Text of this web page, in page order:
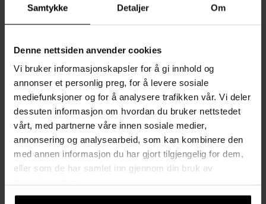
Samtykke Detaljer Om
Denne nettsiden anvender cookies
Vi bruker informasjonskapsler for å gi innhold og
annonser et personlig preg, for å levere sosiale
mediefunksjoner og for å analysere trafikken vår. Vi deler
dessuten informasjon om hvordan du bruker nettstedet
vårt, med partnerne våre innen sosiale medier,
annonsering og analysearbeid, som kan kombinere den
med annen informasjon du har gjort tilgjengelig for dem,
eller som de har samlet inn gjennom din bruk av
solide rammen av stål og tre gir stabilitet og tåler en
maksimal belastning på 180 kg.
Enkel å bruke og praktisk design
Med den medfølgende fjernkontrollen kan du justere
løftefunksjonen, tilte ryggstøtten og starte
massasjefunksjonen. Praktiske sidelommer holder
fjernkontrollen og andre småting lett tilgjengelig.
Hovedfunksjoner:
Løftefunksjon:Hjelper brukeren til å reise seg trygt og
enkelt.
Justerbar tilting:Ryggstøtten kan vippes opptil 135° for